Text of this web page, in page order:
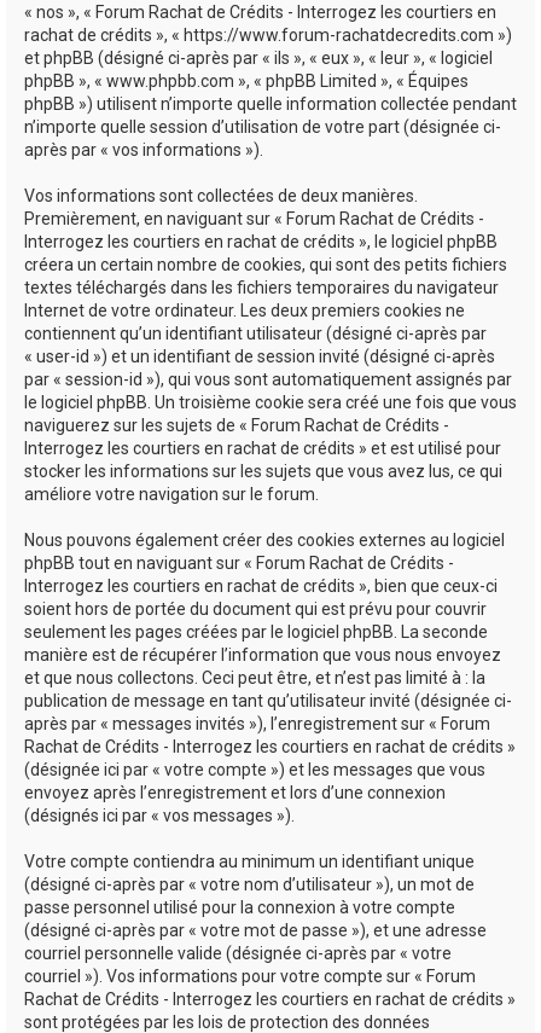
« nos », « Forum Rachat de Crédits - Interrogez les courtiers en
rachat de crédits », « https://www.forum-rachatdecredits.com »)
et phpBB (désigné ci-après par « ils », « eux », « leur », « logiciel
phpBB », « www.phpbb.com », « phpBB Limited », « Équipes
phpBB ») utilisent n’importe quelle information collectée pendant
n’importe quelle session d’utilisation de votre part (désignée ci-
après par « vos informations »).
Vos informations sont collectées de deux manières.
Premièrement, en naviguant sur « Forum Rachat de Crédits -
Interrogez les courtiers en rachat de crédits », le logiciel phpBB
créera un certain nombre de cookies, qui sont des petits fichiers
textes téléchargés dans les fichiers temporaires du navigateur
Internet de votre ordinateur. Les deux premiers cookies ne
contiennent qu’un identifiant utilisateur (désigné ci-après par
« user-id ») et un identifiant de session invité (désigné ci-après
par « session-id »), qui vous sont automatiquement assignés par
le logiciel phpBB. Un troisième cookie sera créé une fois que vous
naviguerez sur les sujets de « Forum Rachat de Crédits -
Interrogez les courtiers en rachat de crédits » et est utilisé pour
stocker les informations sur les sujets que vous avez lus, ce qui
améliore votre navigation sur le forum.
Nous pouvons également créer des cookies externes au logiciel
phpBB tout en naviguant sur « Forum Rachat de Crédits -
Interrogez les courtiers en rachat de crédits », bien que ceux-ci
soient hors de portée du document qui est prévu pour couvrir
seulement les pages créées par le logiciel phpBB. La seconde
manière est de récupérer l’information que vous nous envoyez
et que nous collectons. Ceci peut être, et n’est pas limité à : la
publication de message en tant qu’utilisateur invité (désignée ci-
après par « messages invités »), l’enregistrement sur « Forum
Rachat de Crédits - Interrogez les courtiers en rachat de crédits »
(désignée ici par « votre compte ») et les messages que vous
envoyez après l’enregistrement et lors d’une connexion
(désignés ici par « vos messages »).
Votre compte contiendra au minimum un identifiant unique
(désigné ci-après par « votre nom d’utilisateur »), un mot de
passe personnel utilisé pour la connexion à votre compte
(désigné ci-après par « votre mot de passe »), et une adresse
courriel personnelle valide (désignée ci-après par « votre
courriel »). Vos informations pour votre compte sur « Forum
Rachat de Crédits - Interrogez les courtiers en rachat de crédits »
sont protégées par les lois de protection des données